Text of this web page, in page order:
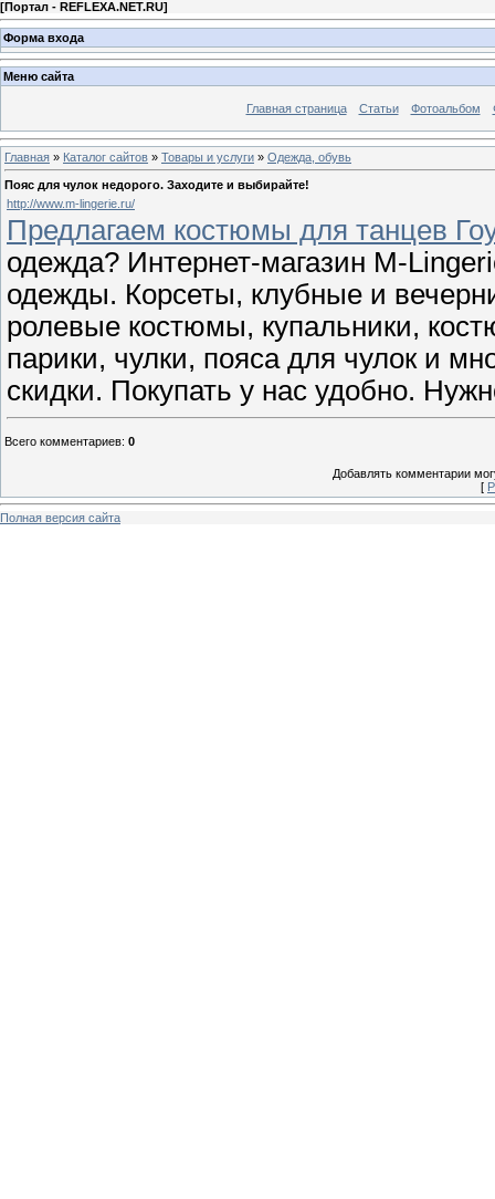
[Портал - REFLEXA.NET.RU]
Форма входа
Меню сайта
Главная страница Статьи Фотоальбом
Главная » Каталог сайтов » Товары и услуги » Одежда, обувь
Пояс для чулок недорого. Заходите и выбирайте!
http://www.m-lingerie.ru/
Предлагаем костюмы для танцев
одежда? Интернет-магазин M-
одежды. Корсеты, клубные и
ролевые костюмы, купальники,
парики, чулки, пояса для чулок и
скидки. Покупать у нас удобно.
Всего комментариев: 0
Добавлять комментарии
[
Полная версия сайта